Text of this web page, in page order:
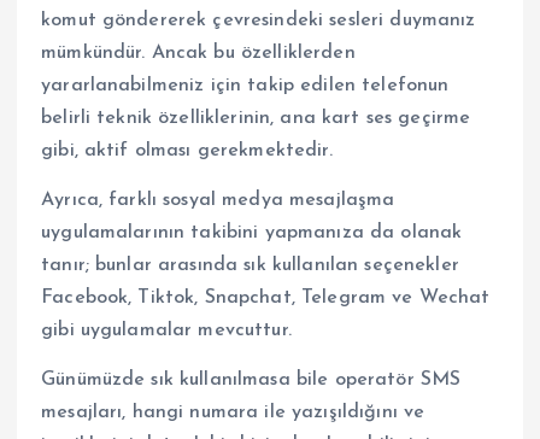
komut göndererek çevresindeki sesleri duymanız
mümkündür. Ancak bu özelliklerden
yararlanabilmeniz için takip edilen telefonun
belirli teknik özelliklerinin, ana kart ses geçirme
gibi, aktif olması gerekmektedir.
Ayrıca, farklı sosyal medya mesajlaşma
uygulamalarının takibini yapmanıza da olanak
tanır; bunlar arasında sık kullanılan seçenekler
Facebook, Tiktok, Snapchat, Telegram ve Wechat
gibi uygulamalar mevcuttur.
Günümüzde sık kullanılmasa bile operatör SMS
mesajları, hangi numara ile yazışıldığını ve